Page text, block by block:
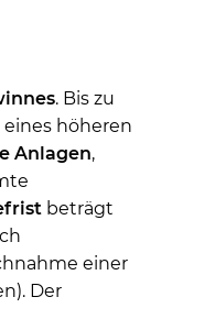
. Bis zu
höheren
Anlagen,
beträgt
einer
Der